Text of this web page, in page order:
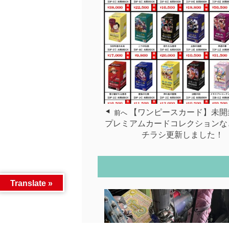
前へ
【ワンピースカード】未
プレミアムカードコレクション
チラシ更新しました！
Translate »